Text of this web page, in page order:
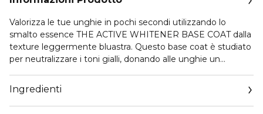
Valorizza le tue unghie in pochi secondi utilizzando lo
smalto essence THE ACTIVE WHITENER BASE COAT dalla
texture leggermente bluastra. Questo base coat è studiato
per neutralizzare i toni gialli, donando alle unghie un
vitamina C, la formula dona un effetto fresco e pulito
offrendo al contempo benefici protettivi. La sua texture
liscia garantisce un'applicazione senza sforzo e una finitura
Ingredienti